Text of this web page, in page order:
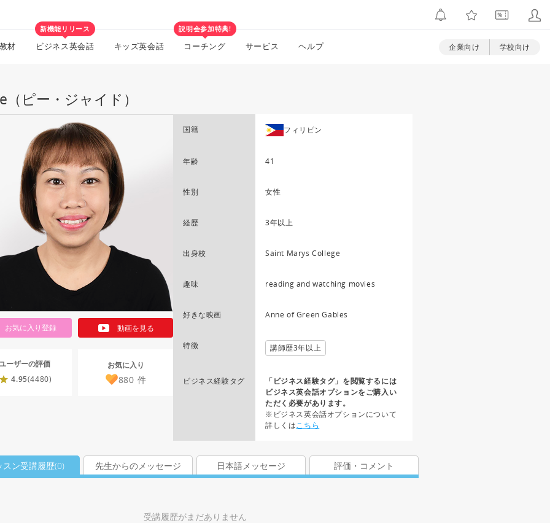
材
新機能リリース
ビジネス英会話 キッズ英会話
説明会参加特典!
コーチング サービス ヘルプ 企業向け 学校向け
（ピー・ジャイド）
お気に入り登録 動画を見る
ーザーの評価
4.95(4480)
お気に入り
880 件
国籍 フィリピン
年齢 41
性別 女性
経歴 3年以上
出身校 Saint Marys College
趣味 reading and watching movies
好きな映画 Anne of Green Gables
特徴 講師歴3年以上
ビジネス経験タグ
「ビジネス経験タグ」を閲覧するには
ビジネス英会話オプションをご購入い
ただく必要があります。
※ビジネス英会話オプションについて
詳しくはこちら
スン受講履歴(0) 先生からのメッセージ 日本語メッセージ 評価・コメント
受講履歴がまだありません